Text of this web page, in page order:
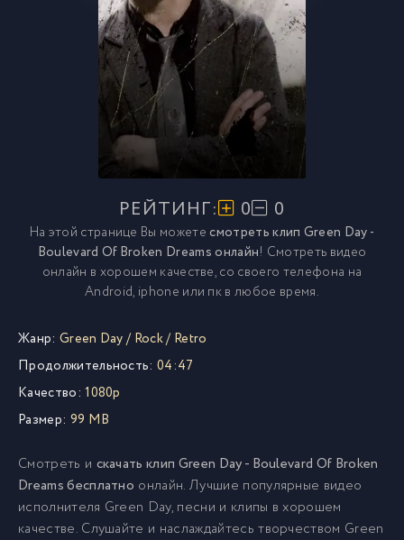
РЕЙТИНГ: 0 0
На этой странице Вы можетесмотреть клип Green Day -
Boulevard Of Broken Dreams онлайн! Смотреть видео
онлайн в хорошем качестве, со своего телефона на
Android, iphone или пк в любое время.
Жанр: Green Day/ Rock/ Retro
Продолжительность: 04:47
Качество: 1080p
Размер: 99 MB
Смотреть и скачать клип Green Day - Boulevard Of Broken
Dreams бесплатно онлайн. Лучшие популярные видео
исполнителя Green Day, песни и клипы в хорошем
качестве. Слушайте и наслаждайтесь творчеством Green